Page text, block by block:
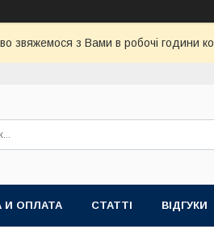
звяжемося з Вами в робочі години
И ОПЛАТА СТАТТІ ВІДГУКИ